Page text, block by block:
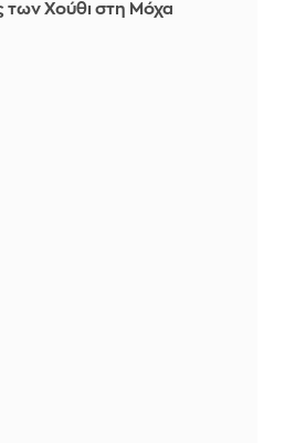
των Χούθι στη Μόχα